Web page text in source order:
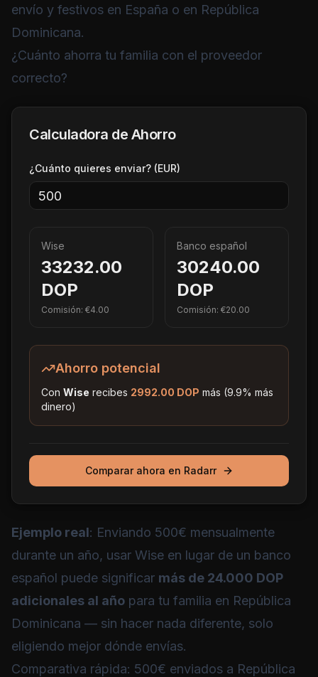
envío y festivos en España o en República
Dominicana.
¿Cuánto ahorra tu familia con el proveedor
correcto?
Calculadora de Ahorro
¿Cuánto quieres enviar? (EUR)
Wise
33232.00
DOP
Comisión: €4.00
Banco español
30240.00
DOP
Comisión: €20.00
Ahorro potencial
Con Wise recibes 2992.00 DOP más (9.9% más
dinero)
Comparar ahora en Radarr
Ejemplo real: Enviando 500€ mensualmente
durante un año, usar Wise en lugar de un banco
español puede significar más de 24.000 DOP
adicionales al año para tu familia en República
Dominicana — sin hacer nada diferente, solo
eligiendo mejor dónde envías.
Comparativa rápida: 500€ enviados a República